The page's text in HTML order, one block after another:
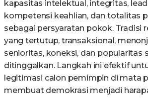
kapasitas intelektual, integritas,
kompetensi keahlian, dan totalitas
sebagai persyaratan pokok. Tradisi
yang tertutup, transaksional,
senioritas, koneksi, dan popularitas
ditinggalkan. Langkah ini efektif
legitimasi calon pemimpin di mata
membuat demokrasi menjadi